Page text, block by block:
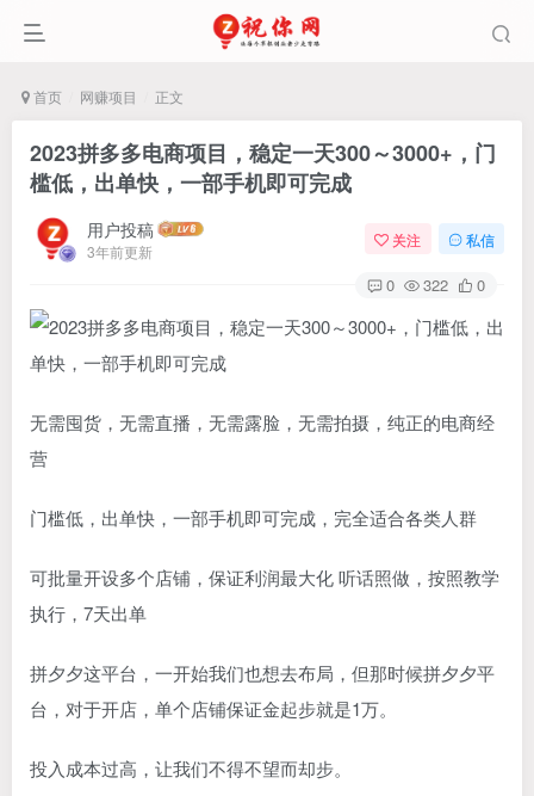
首页 网赚项目 正文
2023拼多多电商项目，稳定一天300～3000+，门
槛低，出单快，一部手机即可完成
用户投稿
3年前更新
关注 私信
0 322 0
无需囤货，无需直播，无需露脸，无需拍摄，纯正的电商经
营
门槛低，出单快，一部手机即可完成，完全适合各类人群
可批量开设多个店铺，保证利润最大化 听话照做，按照教学
执行，7天出单
拼夕夕这平台，一开始我们也想去布局，但那时候拼夕夕平
台，对于开店，单个店铺保证金起步就是1万。
投入成本过高，让我们不得不望而却步。